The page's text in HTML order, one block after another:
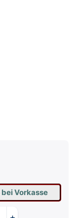
bei Vorkasse